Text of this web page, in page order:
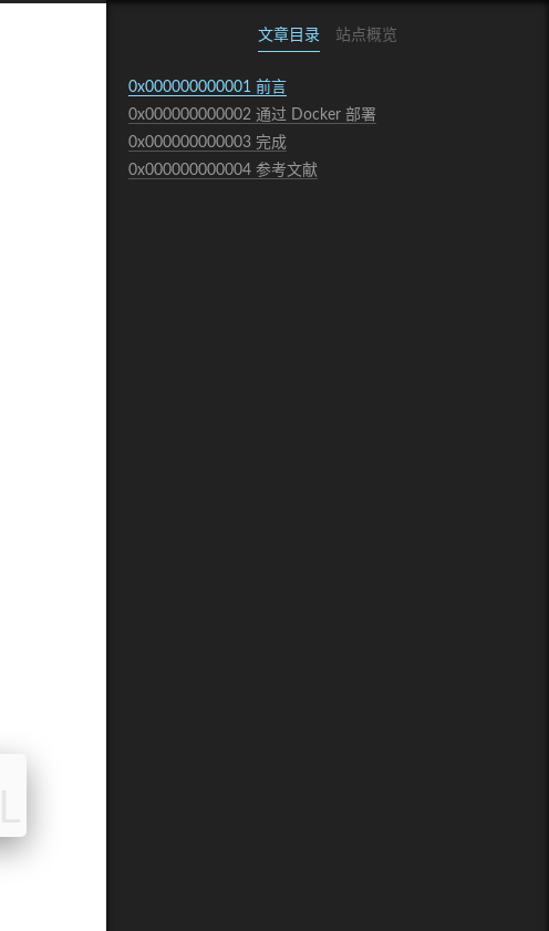
文章目录 站点概览
0x000000000001 前言
0x000000000002 通过 Docker 部署
0x000000000003 完成
0x000000000004 参考文献